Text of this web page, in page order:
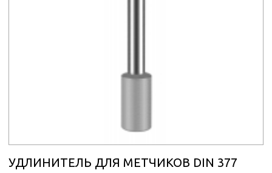
УДЛИНИТЕЛЬ ДЛЯ МЕТЧИКОВ DIN 377